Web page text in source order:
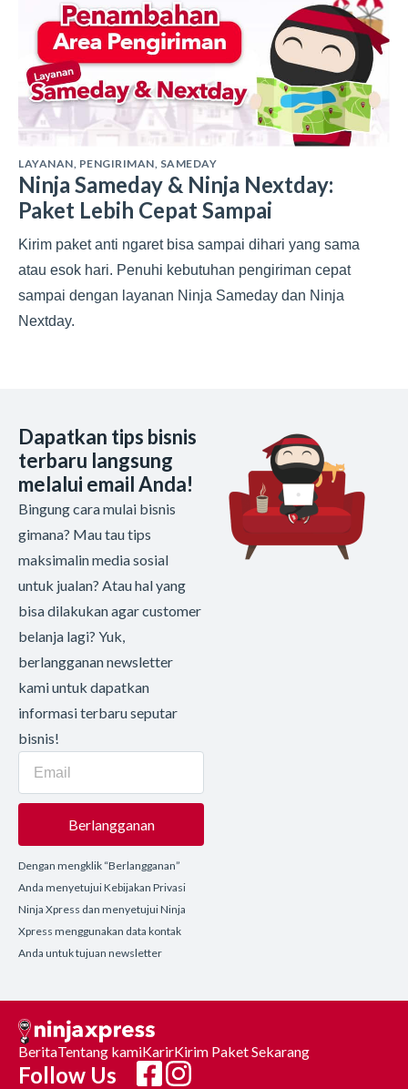
LAYANAN, PENGIRIMAN, SAMEDAY
Ninja Sameday & Ninja Nextday:
Paket Lebih Cepat Sampai
Kirim paket anti ngaret bisa sampai dihari yang sama
atau esok hari. Penuhi kebutuhan pengiriman cepat
sampai dengan layanan Ninja Sameday dan Ninja
Nextday.
Dapatkan tips bisnis
terbaru langsung
melalui email Anda!
Bingung cara mulai bisnis
gimana? Mau tau tips
maksimalin media sosial
untuk jualan? Atau hal yang
bisa dilakukan agar customer
belanja lagi? Yuk,
berlangganan newsletter
kami untuk dapatkan
informasi terbaru seputar
bisnis!
Berlangganan
Dengan mengklik “Berlangganan”
Anda menyetujui Kebijakan Privasi
Ninja Xpress dan menyetujui Ninja
Xpress menggunakan data kontak
Anda untuk tujuan newsletter
BeritaTentang kamiKarirKirim Paket Sekarang
Follow Us